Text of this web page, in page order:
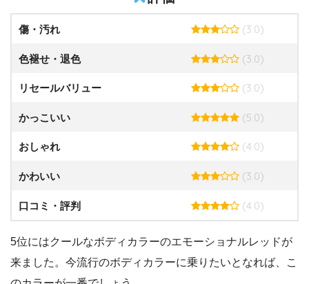
傷・汚れ (3.0)
色褪せ・退色 (3.0)
リセールバリュー (3.0)
かっこいい (5.0)
おしゃれ (4.0)
かわいい (3.0)
口コミ・評判 (4.0)
5位にはクールなボディカラーのエモーショナルレッドが
来ました。今流行のボディカラーに乗りたいとなれば、こ